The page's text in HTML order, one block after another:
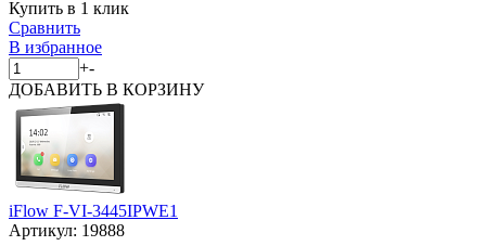
Купить в 1 клик
Сравнить
В избранное
+-
ДОБАВИТЬ В КОРЗИНУ
iFlow F-VI-3445IPWE1
Артикул: 19888